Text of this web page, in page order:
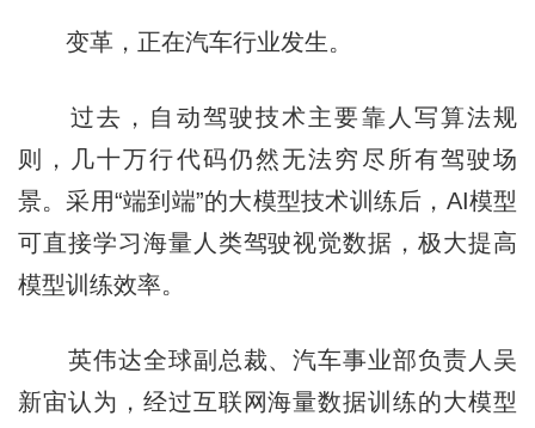
变革，正在汽车行业发生。
过去，自动驾驶技术主要靠人写算法规
则，几十万行代码仍然无法穷尽所有驾驶场
景。采用“端到端”的大模型技术训练后，AI模型
可直接学习海量人类驾驶视觉数据，极大提高
模型训练效率。
英伟达全球副总裁、汽车事业部负责人吴
新宙认为，经过互联网海量数据训练的大模型